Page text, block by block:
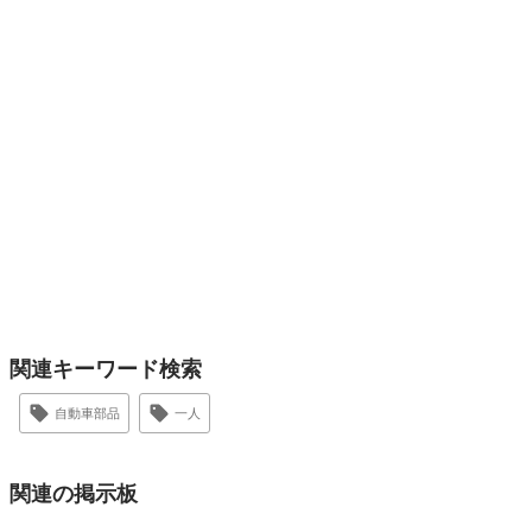
関連キーワード検索
自動車部品 一人
関連の掲示板